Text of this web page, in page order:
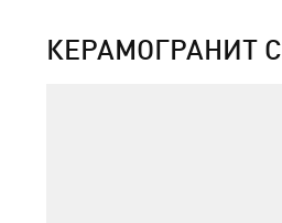
КЕРАМОГРАНИТ